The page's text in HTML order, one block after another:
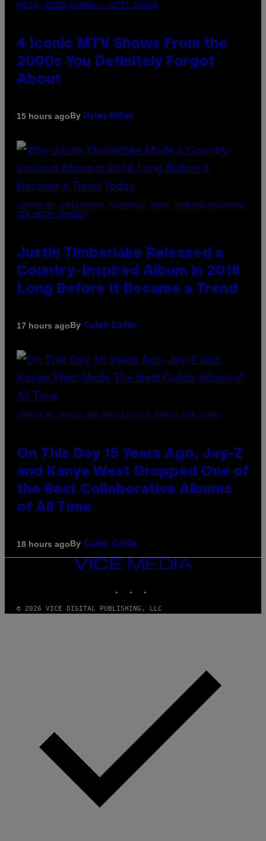
PHOTO: PETER KRAMER / GETTY IMAGES
4 Iconic MTV Shows From the
2000s You Definitely Forgot
About
15 hours agoBy Haley Miller
(PHOTO BY CHRISTOPHER POLK/NBCU PHOTO BANK/NBCUNIVERSAL
VIA GETTY IMAGES)
Justin Timberlake Released a
Country-Inspired Album in 2018
Long Before It Became a Trend
17 hours agoBy Caleb Catlin
(PHOTO BY DANIEL BOCZARSKI/GETTY IMAGES FOR VEVO)
On This Day 15 Years Ago, Jay-Z
and Kanye West Dropped One of
the Best Collaborative Albums
of All Time
18 hours agoBy Caleb Catlin
VICE
© 2026 VICE DIGITAL PUBLISHING, LLC